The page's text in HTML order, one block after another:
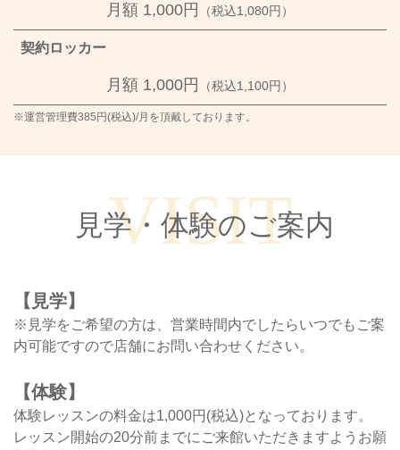
月額 1,000円 （税込1,080円）
契約ロッカー
月額 1,000円 （税込1,100円）
※運営管理費385円(税込)/月を頂戴しております。
VISIT
見学・体験のご案内
【見学】
※見学をご希望の方は、営業時間内でしたらいつでもご案
内可能ですので店舗にお問い合わせください。
【体験】
体験レッスンの料金は1,000円(税込)となっております。
レッスン開始の20分前までにご来館いただきますようお願